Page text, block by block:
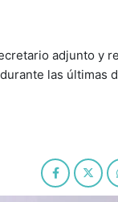
adjunto y
las últimas